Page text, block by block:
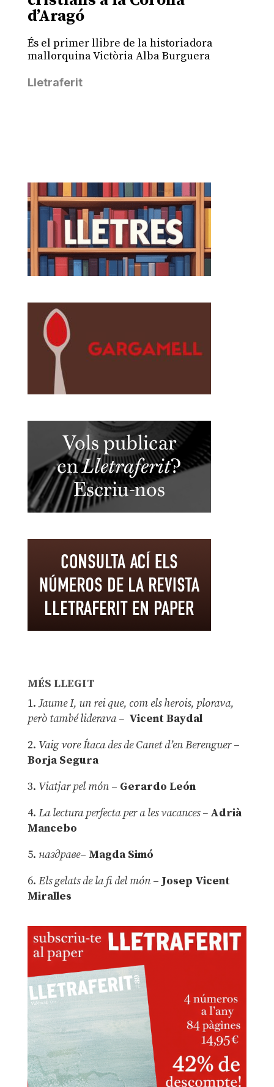
d’Aragó
És el primer llibre de la historiadora
mallorquina Victòria Alba Burguera
Lletraferit
MÉS LLEGIT
1.Jaume I, un rei que, com els herois, plorava,
però també liderava – Vicent Baydal
2. Vaig vore Ítaca des de Canet d’en Berenguer–
Borja Segura
3. Viatjar pel món – Gerardo León
4. La lectura perfecta per a les vacances –Adrià
Mancebo
5. наздраве– Magda Simó
6. Els gelats de la fi del món – Josep Vicent
Miralles